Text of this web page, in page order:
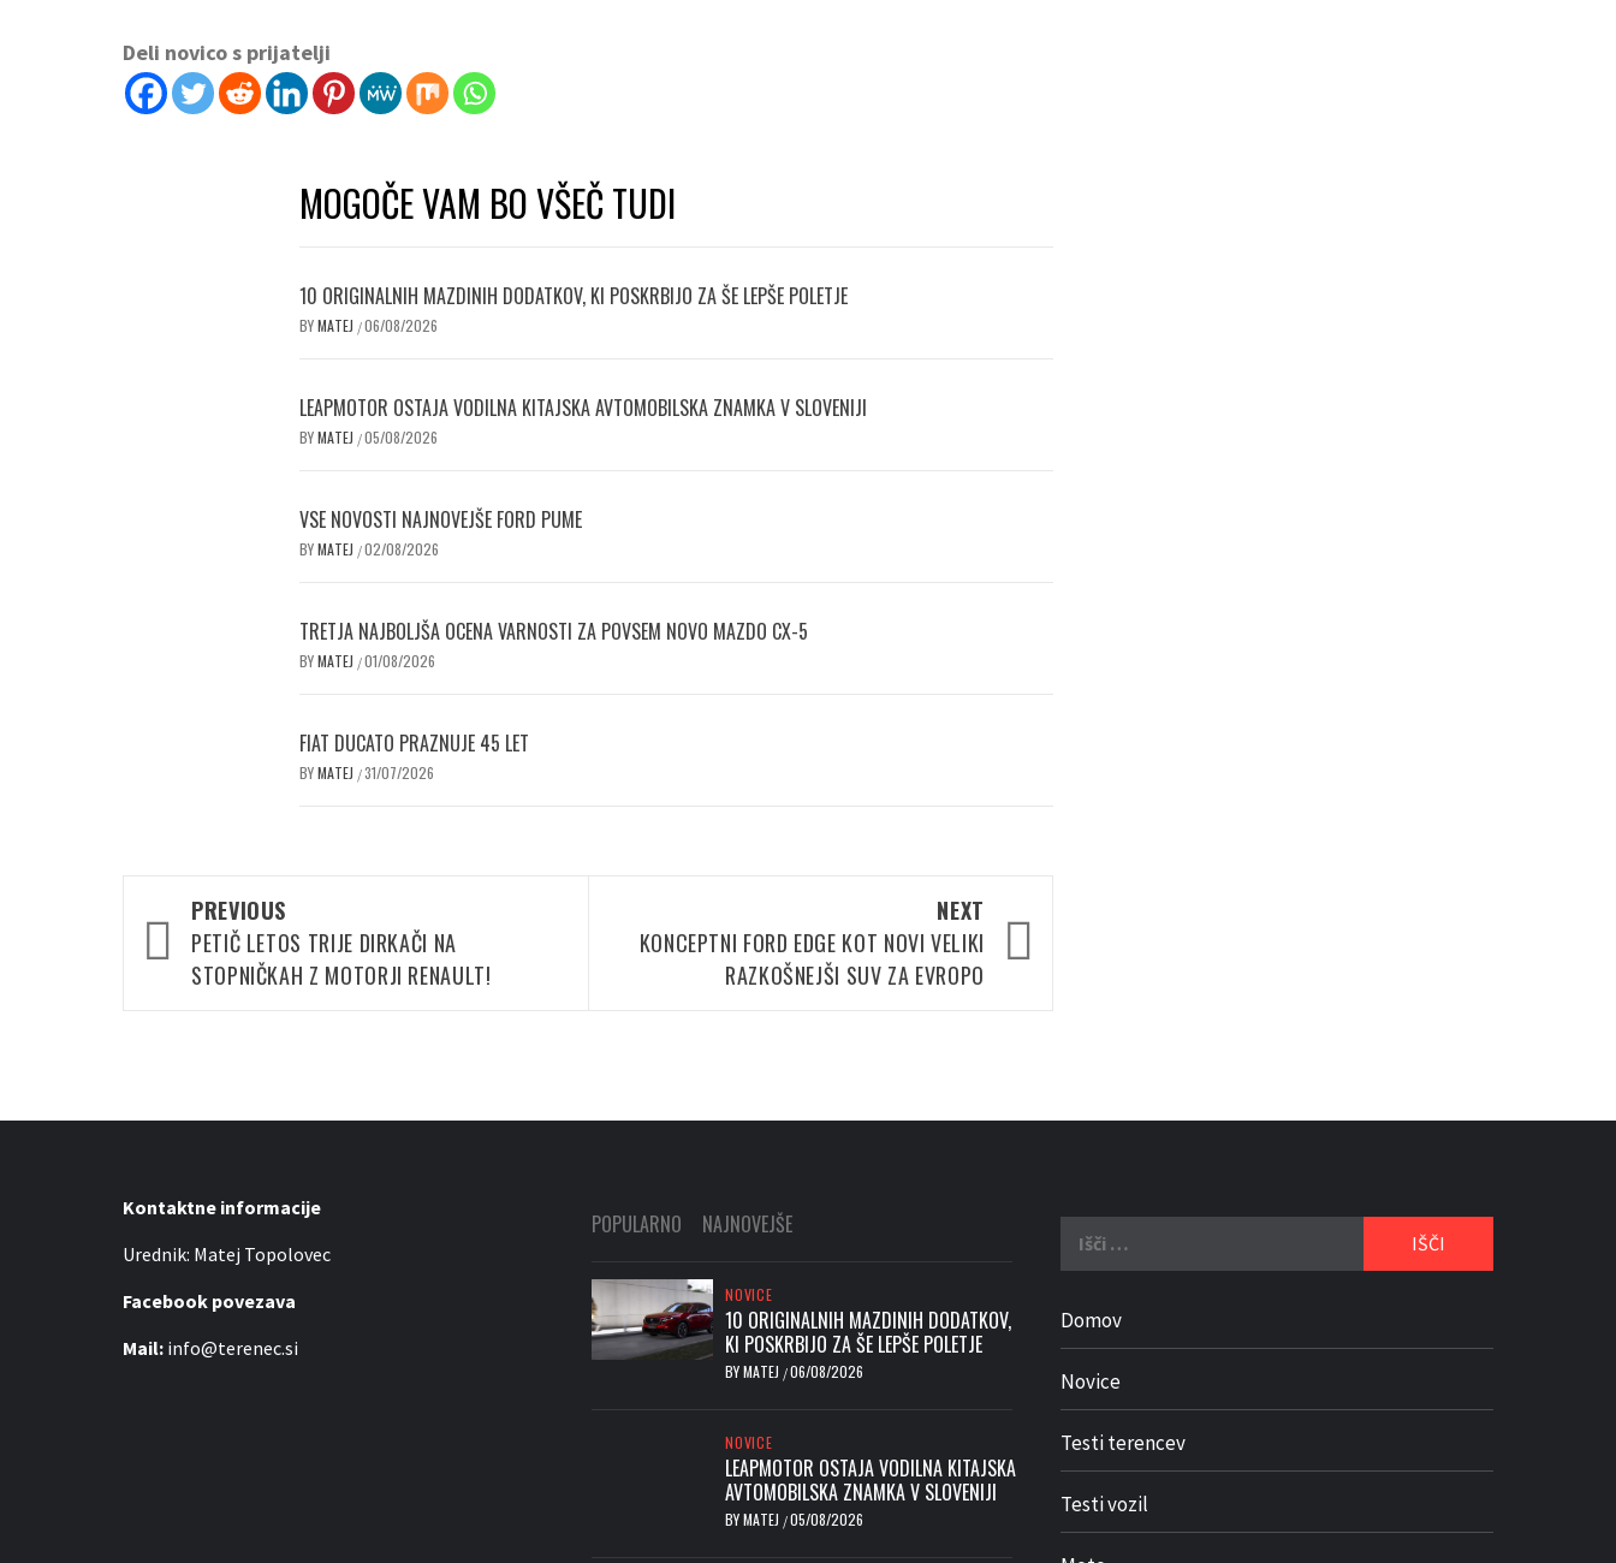
Deli novico s prijatelji
MOGOČE VAM BO VŠEČ TUDI
10 ORIGINALNIH MAZDINIH DODATKOV, KI POSKRBIJO ZA ŠE LEPŠE POLETJE
BYMATEJ /06/08/2026
LEAPMOTOR OSTAJA VODILNA KITAJSKA AVTOMOBILSKA ZNAMKA V SLOVENIJI
BYMATEJ /05/08/2026
VSE NOVOSTI NAJNOVEJŠE FORD PUME
BYMATEJ /02/08/2026
TRETJA NAJBOLJŠA OCENA VARNOSTI ZA POVSEM NOVO MAZDO CX-5
BYMATEJ /01/08/2026
FIAT DUCATO PRAZNUJE 45 LET
BYMATEJ /31/07/2026
Post
navigation
PREVIOUS
PETIČ LETOS TRIJE DIRKAČI NA
STOPNIČKAH Z MOTORJI RENAULT!
NEXT
KONCEPTNI FORD EDGE KOT NOVI VELIKI
RAZKOŠNEJŠI SUV ZA EVROPO
Kontaktne informacije
Urednik: Matej Topolovec
Facebook povezava
Mail: info@terenec.si
POPULARNO NAJNOVEJŠE
NOVICE
10 ORIGINALNIH MAZDINIH DODATKOV,
KI POSKRBIJO ZA ŠE LEPŠE POLETJE
BYMATEJ /06/08/2026
NOVICE
LEAPMOTOR OSTAJA VODILNA KITAJSKA
AVTOMOBILSKA ZNAMKA V SLOVENIJI
BYMATEJ /05/08/2026
Domov
Novice
Testi terencev
Testi vozil